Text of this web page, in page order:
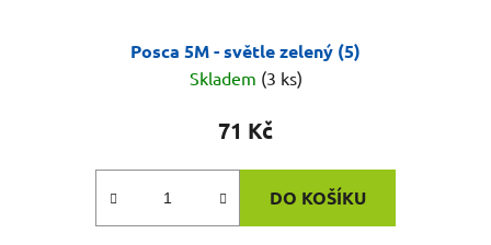
Posca 5M - světle zelený (5)
Skladem (3 ks)
71 Kč
DO KOŠÍKU